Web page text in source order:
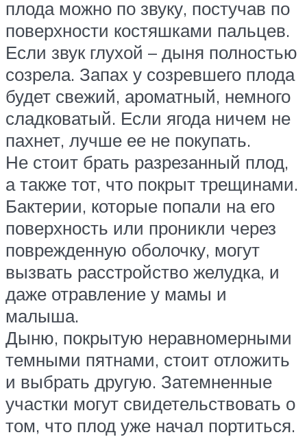
плода можно по звуку, постучав по
поверхности костяшками пальцев.
Если звук глухой – дыня полностью
созрела. Запах у созревшего плода
будет свежий, ароматный, немного
сладковатый. Если ягода ничем не
пахнет, лучше ее не покупать.
Не стоит брать разрезанный плод,
а также тот, что покрыт трещинами.
Бактерии, которые попали на его
поверхность или проникли через
поврежденную оболочку, могут
вызвать расстройство желудка, и
даже отравление у мамы и
малыша.
Дыню, покрытую неравномерными
темными пятнами, стоит отложить
и выбрать другую. Затемненные
участки могут свидетельствовать о
том, что плод уже начал портиться.